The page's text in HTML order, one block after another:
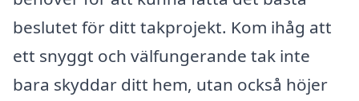
beslutet för ditt takprojekt. Kom ihåg att
ett snyggt och välfungerande tak inte
bara skyddar ditt hem, utan också höjer